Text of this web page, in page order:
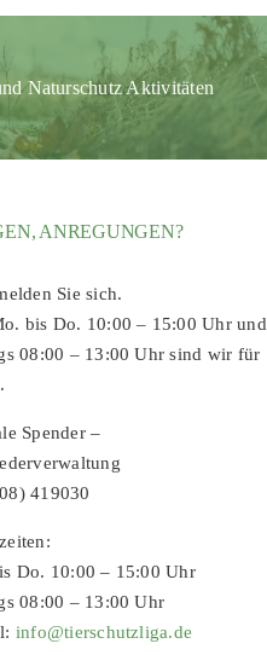
Naturschutz Aktivitäten
ANREGUNGEN?
Sie sich.
bis Do. 10:00 – 15:00 Uhr und
08:00 – 13:00 Uhr sind wir für
Spender –
419030
Do. 10:00 – 15:00 Uhr
08:00 – 13:00 Uhr
info@tierschutzliga.de